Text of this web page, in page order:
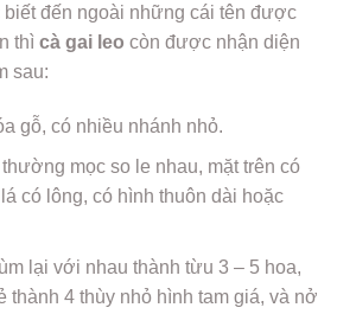
đến ngoài những cái tên được
thì cà gai leo còn được nhận diện
sau:
gỗ, có nhiều nhánh nhỏ.
thường mọc so le nhau, mặt trên có
có lông, có hình thuôn dài hoặc
lại với nhau thành từu 3 – 5 hoa,
thành 4 thùy nhỏ hình tam giá, và nở